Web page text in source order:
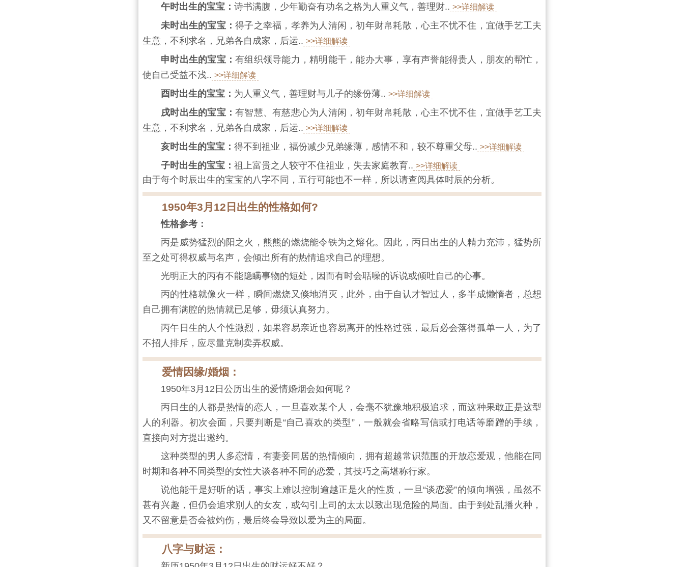
午时出生的宝宝： 诗书满腹，少年勤奋有功名之格为人重义气，善理财.. >>详细解读
未时出生的宝宝： 得子之幸福，孝养为人清闲，初年财帛耗散，心主不忧不住，宜做手艺工夫
生意，不利求名，兄弟各自成家，后运.. >>详细解读
申时出生的宝宝： 有组织领导能力，精明能干，能办大事，享有声誉能得贵人，朋友的帮忙，
使自己受益不浅.. >>详细解读
酉时出生的宝宝： 为人重义气，善理财与儿子的缘份薄.. >>详细解读
戌时出生的宝宝： 有智慧、有慈悲心为人清闲，初年财帛耗散，心主不忧不住，宜做手艺工夫
生意，不利求名，兄弟各自成家，后运.. >>详细解读
亥时出生的宝宝： 得不到祖业，福份减少兄弟缘薄，感情不和，较不尊重父母.. >>详细解读
子时出生的宝宝： 祖上富贵之人较守不住祖业，失去家庭教育.. >>详细解读
由于每个时辰出生的宝宝的八字不同，五行可能也不一样，所以请查阅具体时辰的分析。
1950年3月12日出生的性格如何?
性格参考：
丙是威势猛烈的阳之火，熊熊的燃烧能令铁为之熔化。因此，丙日出生的人精力充沛，猛势所
至之处可得权威与名声，会倾出所有的热情追求自己的理想。
光明正大的丙有不能隐瞒事物的短处，因而有时会聒噪的诉说或倾吐自己的心事。
丙的性格就像火一样，瞬间燃烧又倏地消灭，此外，由于自认才智过人，多半成懒惰者，总想
自己拥有满腔的热情就已足够，毋须认真努力。
丙午日生的人个性激烈，如果容易亲近也容易离开的性格过强，最后必会落得孤单一人，为了
不招人排斥，应尽量克制卖弄权威。
爱情因缘/婚烟：
1950年3月12日公历出生的爱情婚烟会如何呢？
丙日生的人都是热情的恋人，一旦喜欢某个人，会毫不犹豫地积极追求，而这种果敢正是这型
人的利器。初次会面，只要判断是“自己喜欢的类型”，一般就会省略写信或打电话等磨蹭的手续，
直接向对方提出邀约。
这种类型的男人多恋情，有妻妾同居的热情倾向，拥有超越常识范围的开放恋爱观，他能在同
时期和各种不同类型的女性大谈各种不同的恋爱，其技巧之高堪称行家。
说他能干是好听的话，事实上难以控制逾越正是火的性质，一旦“谈恋爱”的倾向增强，虽然不
甚有兴趣，但仍会追求别人的女友，或勾引上司的太太以致出现危险的局面。由于到处乱播火种，
又不留意是否会被灼伤，最后终会导致以爱为主的局面。
八字与财运：